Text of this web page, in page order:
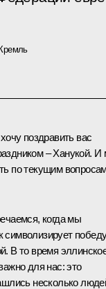
поздравить вас
– Ханукой.
по текущим
когда мы
символизирует
В то время
для нас: это
несколько